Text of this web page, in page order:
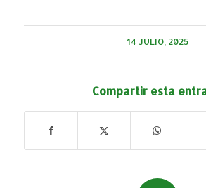
14 JULIO, 2025
Compartir esta